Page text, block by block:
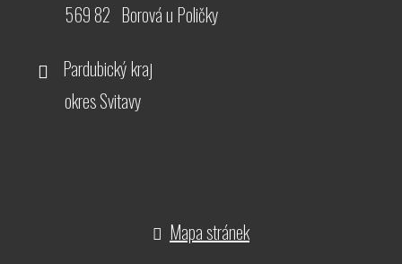
569 82 Borová u Poličky
Pardubický kraj
okres Svitavy
Mapa stránek